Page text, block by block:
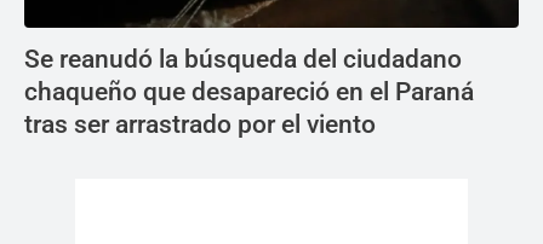
Se reanudó la búsqueda del ciudadano
chaqueño que desapareció en el Paraná
tras ser arrastrado por el viento